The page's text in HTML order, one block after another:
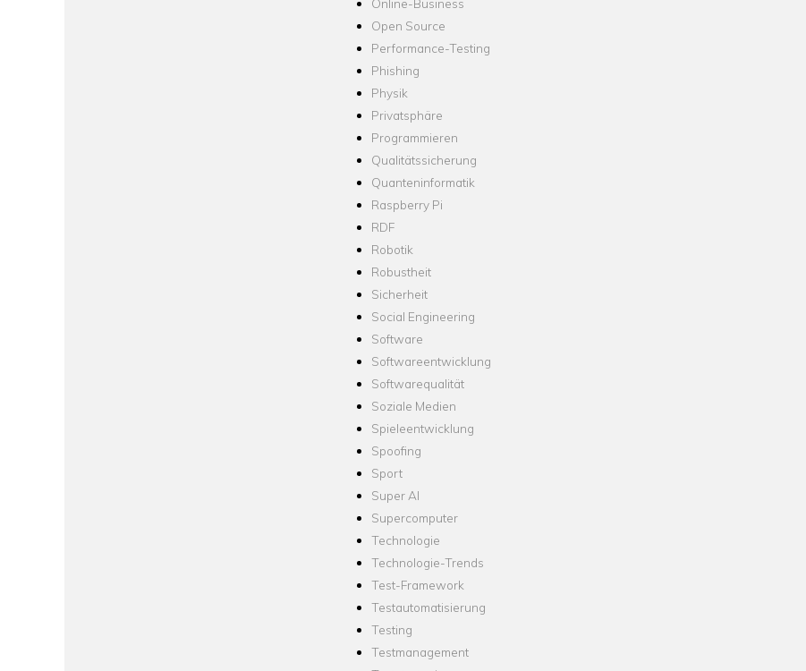
Online-Business
Open Source
Performance-Testing
Phishing
Physik
Privatsphäre
Programmieren
Qualitätssicherung
Quanteninformatik
Raspberry Pi
RDF
Robotik
Robustheit
Sicherheit
Social Engineering
Software
Softwareentwicklung
Softwarequalität
Soziale Medien
Spieleentwicklung
Spoofing
Sport
Super AI
Supercomputer
Technologie
Technologie-Trends
Test-Framework
Testautomatisierung
Testing
Testmanagement